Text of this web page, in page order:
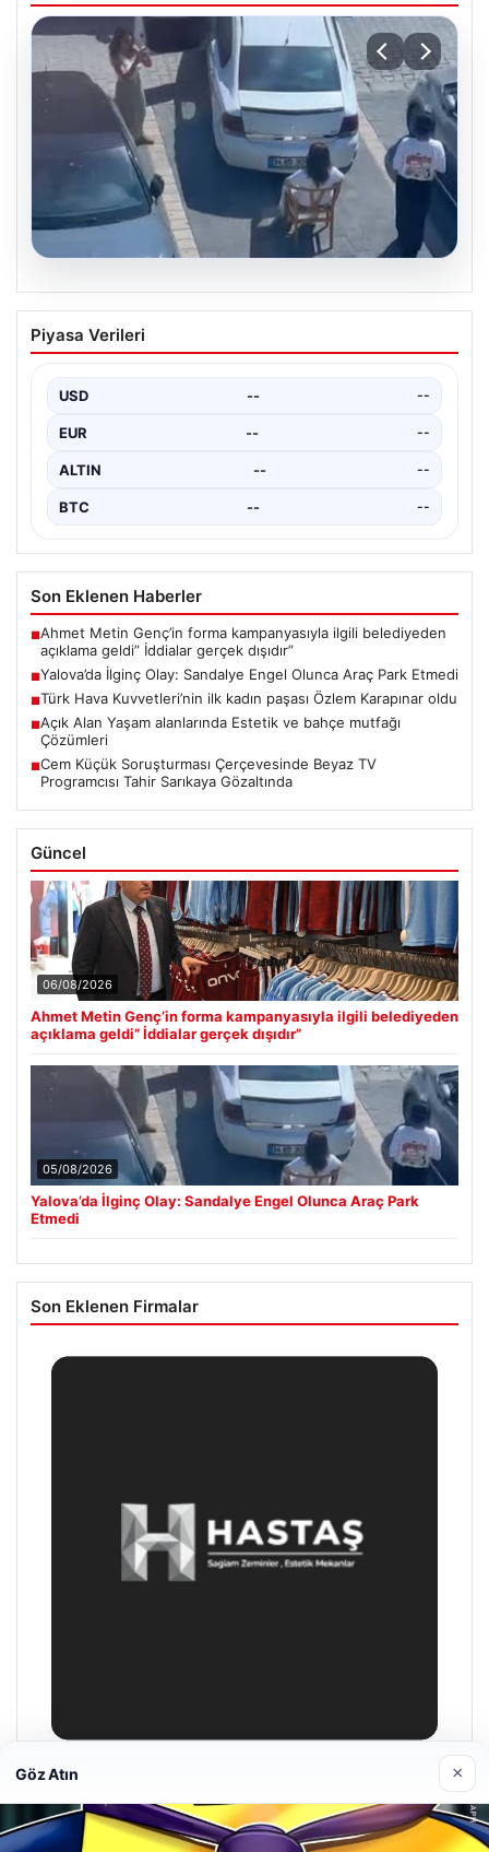
Yalova’da İlginç Olay: Sandalye Engel
Olunca Araç Park Etmedi
gerçekleşen bu ilginç olay, bölge sakinlerinin ve
çevredekilerin…
Piyasa Verileri
USD -- --
EUR -- --
ALTIN -- --
BTC -- --
Son Eklenen Haberler
■Ahmet Metin Genç’in forma kampanyasıyla ilgili belediyeden
açıklama geldi” İddialar gerçek dışıdır”
■Yalova’da İlginç Olay: Sandalye Engel Olunca Araç Park Etmedi
■Türk Hava Kuvvetleri’nin ilk kadın paşası Özlem Karapınar oldu
■Açık Alan Yaşam alanlarında Estetik ve bahçe mutfağı
Çözümleri
■Cem Küçük Soruşturması Çerçevesinde Beyaz TV
Programcısı Tahir Sarıkaya Gözaltında
Güncel
06/08/2026
Ahmet Metin Genç’in forma kampanyasıyla ilgili belediyeden
açıklama geldi” İddialar gerçek dışıdır”
05/08/2026
Yalova’da İlginç Olay: Sandalye Engel Olunca Araç Park
Etmedi
Son Eklenen Firmalar
Hastaş Beton
26/05/2026
Göz Atın ×